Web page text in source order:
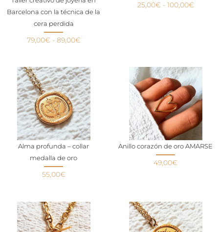
Barcelona con la técnica de la
cera perdida
79,00€ - 89,00€
25,00€ - 100,00€
Alma profunda – collar
medalla de oro
55,00€
Anillo corazón de oro AMARSE
49,00€